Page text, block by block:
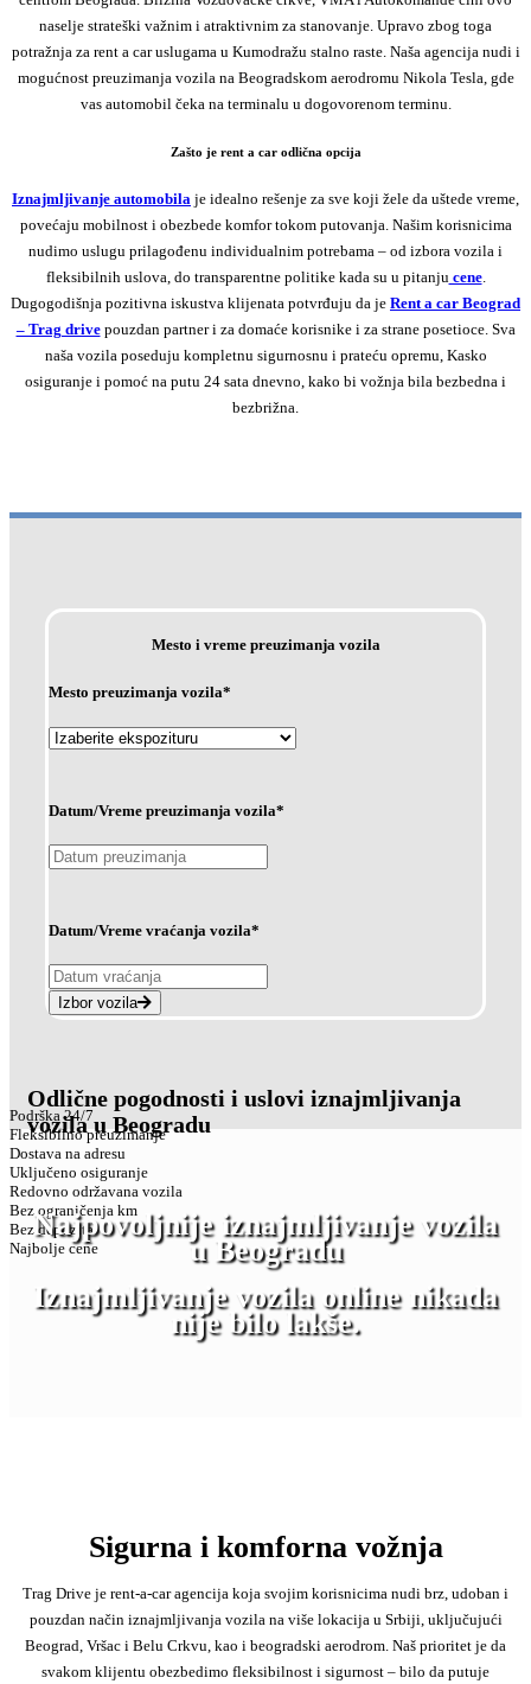
naselje strateški važnim i atraktivnim za stanovanje. Upravo zbog toga
potražnja za rent a car uslugama u Kumodražu stalno raste. Naša agencija nudi i
mogućnost preuzimanja vozila na Beogradskom aerodromu Nikola Tesla, gde
vas automobil čeka na terminalu u dogovorenom terminu.
Zašto je rent a car odlična opcija
Iznajmljivanje automobila je idealno rešenje za sve koji žele da uštede vreme,
povećaju mobilnost i obezbede komfor tokom putovanja. Našim korisnicima
nudimo uslugu prilagođenu individualnim potrebama – od izbora vozila i
fleksibilnih uslova, do transparentne politike kada su u pitanjucene.
Dugogodišnja pozitivna iskustva klijenata potvrđuju da je Rent a car Beograd
– Trag drivepouzdan partner i za domaće korisnike i za strane posetioce. Sva
naša vozila poseduju kompletnu sigurnosnu i prateću opremu, Kasko
osiguranje i pomoć na putu 24 sata dnevno, kako bi vožnja bila bezbedna i
bezbrižna.
Mesto i vreme preuzimanja vozila
Mesto preuzimanja vozila*
Datum/Vreme preuzimanja vozila*
Datum/Vreme vraćanja vozila*
Izbor vozila
Odlične pogodnosti i uslovi iznajmljivanja
vozila u Beogradu
Najbolje cene
Bez depozita
Bez ograničenja km
Redovno održavana vozila
Uključeno osiguranje
Dostava na adresu
Fleksibilno preuzimanje
Podrška 24/7
Najpovoljnije iznajmljivanje vozila
u Beogradu
Iznajmljivanje vozila online nikada
nije bilo lakše.
Sigurna i komforna vožnja
Trag Drive je rent-a-car agencija koja svojim korisnicima nudi brz, udoban i
pouzdan način iznajmljivanja vozila na više lokacija u Srbiji, uključujući
Beograd, Vršac i Belu Crkvu, kao i beogradski aerodrom. Naš prioritet je da
svakom klijentu obezbedimo fleksibilnost i sigurnost – bilo da putuje